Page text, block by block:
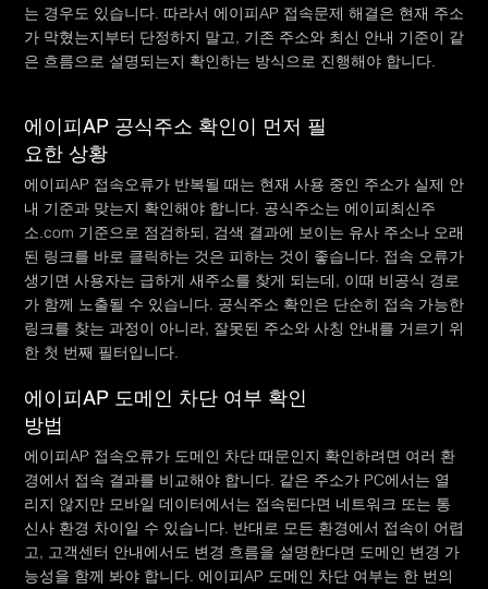
는 경우도 있습니다. 따라서 에이피AP 접속문제 해결은 현재 주소
가 막혔는지부터 단정하지 말고, 기존 주소와 최신 안내 기준이 같
은 흐름으로 설명되는지 확인하는 방식으로 진행해야 합니다.
에이피AP 공식주소 확인이 먼저 필
요한 상황
에이피AP 접속오류가 반복될 때는 현재 사용 중인 주소가 실제 안
내 기준과 맞는지 확인해야 합니다. 공식주소는 에이피최신주
소.com 기준으로 점검하되, 검색 결과에 보이는 유사 주소나 오래
된 링크를 바로 클릭하는 것은 피하는 것이 좋습니다. 접속 오류가
생기면 사용자는 급하게 새주소를 찾게 되는데, 이때 비공식 경로
가 함께 노출될 수 있습니다. 공식주소 확인은 단순히 접속 가능한
링크를 찾는 과정이 아니라, 잘못된 주소와 사칭 안내를 거르기 위
한 첫 번째 필터입니다.
에이피AP 도메인 차단 여부 확인
방법
에이피AP 접속오류가 도메인 차단 때문인지 확인하려면 여러 환
경에서 접속 결과를 비교해야 합니다. 같은 주소가 PC에서는 열
리지 않지만 모바일 데이터에서는 접속된다면 네트워크 또는 통
신사 환경 차이일 수 있습니다. 반대로 모든 환경에서 접속이 어렵
고, 고객센터 안내에서도 변경 흐름을 설명한다면 도메인 변경 가
능성을 함께 봐야 합니다. 에이피AP 도메인 차단 여부는 한 번의